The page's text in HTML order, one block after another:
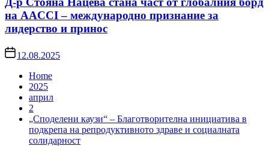
на AACCI – международно признание за
лидерство и принос
12.08.2025
Home
2025
април
2
„Споделени каузи“ – Благотворителна инициатива в
подкрепа на репродуктивното здраве и социалната
солидарност